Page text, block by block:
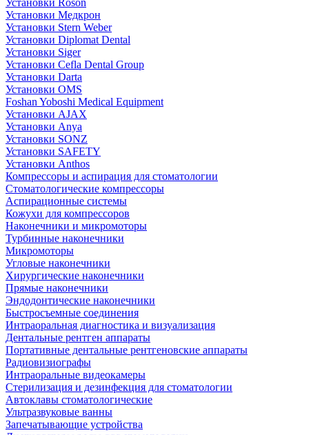
Установки Roson
Установки Медкрон
Установки Stern Weber
Установки Diplomat Dental
Установки Siger
Установки Cefla Dental Group
Установки Darta
Установки OMS
Foshan Yoboshi Medical Equipment
Установки AJAX
Установки Anya
Установки SONZ
Установки SAFETY
Установки Anthos
Компрессоры и аспирация для стоматологии
Стоматологические компрессоры
Аспирационные системы
Кожухи для компрессоров
Наконечники и микромоторы
Турбинные наконечники
Микромоторы
Угловые наконечники
Хирургические наконечники
Прямые наконечники
Эндодонтические наконечники
Быстросъемные соединения
Интраоральная диагностика и визуализация
Дентальные рентген аппараты
Портативные дентальные рентгеновские аппараты
Радиовизиографы
Интраоральные видеокамеры
Стерилизация и дезинфекция для стоматологии
Автоклавы стоматологические
Ультразвуковые ванны
Запечатывающие устройства